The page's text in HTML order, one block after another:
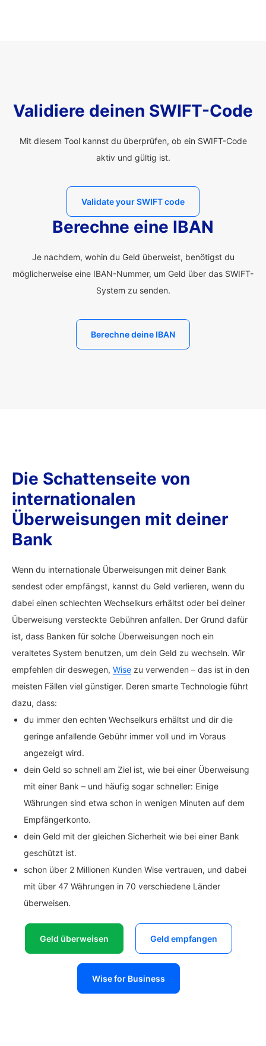
Validiere deinen SWIFT-Code
Mit diesem Tool kannst du überprüfen, ob ein SWIFT-Code
aktiv und gültig ist.
Validate your SWIFT code
Berechne eine IBAN
Je nachdem, wohin du Geld überweist, benötigst du
möglicherweise eine IBAN-Nummer, um Geld über das SWIFT-
System zu senden.
Berechne deine IBAN
Die Schattenseite von
internationalen
Überweisungen mit deiner
Bank
Wenn du internationale Überweisungen mit deiner Bank
sendest oder empfängst, kannst du Geld verlieren, wenn du
dabei einen schlechten Wechselkurs erhältst oder bei deiner
Überweisung versteckte Gebühren anfallen. Der Grund dafür
ist, dass Banken für solche Überweisungen noch ein
veraltetes System benutzen, um dein Geld zu wechseln. Wir
empfehlen dir deswegen, Wise zu verwenden – das ist in den
meisten Fällen viel günstiger. Deren smarte Technologie führt
dazu, dass:
du immer den echten Wechselkurs erhältst und dir die
geringe anfallende Gebühr immer voll und im Voraus
angezeigt wird.
dein Geld so schnell am Ziel ist, wie bei einer Überweisung
mit einer Bank – und häufig sogar schneller: Einige
Währungen sind etwa schon in wenigen Minuten auf dem
Empfängerkonto.
dein Geld mit der gleichen Sicherheit wie bei einer Bank
geschützt ist.
schon über 2 Millionen Kunden Wise vertrauen, und dabei
mit über 47 Währungen in 70 verschiedene Länder
überweisen.
Geld überweisen Geld empfangen
Wise for Business